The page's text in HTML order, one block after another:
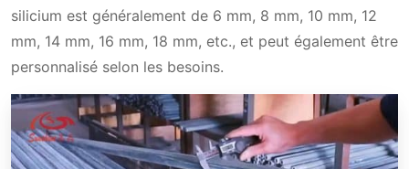
silicium est généralement de 6 mm, 8 mm, 10 mm, 12
mm, 14 mm, 16 mm, 18 mm, etc., et peut également être
personnalisé selon les besoins.